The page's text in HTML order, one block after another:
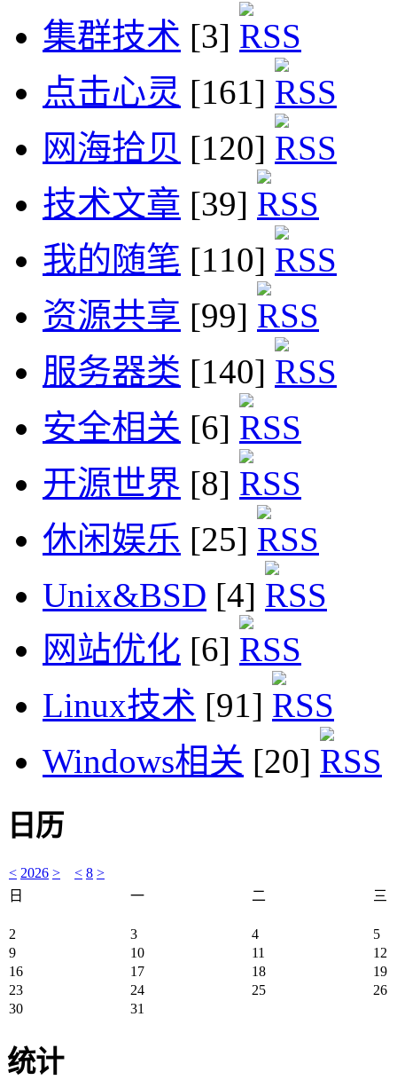
集群技术 [3]
点击心灵 [161]
网海拾贝 [120]
技术文章 [39]
我的随笔 [110]
资源共享 [99]
服务器类 [140]
安全相关 [6]
开源世界 [8]
休闲娱乐 [25]
Unix&BSD [4]
网站优化 [6]
Linux技术 [91]
Windows相关 [20]
日历
< 2026 > < 8 >
日
一 二 三
2 3 4
5
9
10 11
12
16
17 18
19
23
24 25
26
30
31
统计